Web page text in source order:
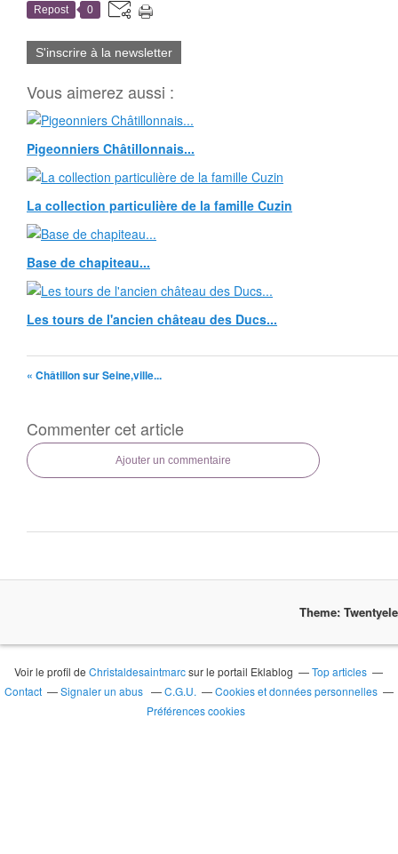
Repost 0
S'inscrire à la newsletter
Vous aimerez aussi :
Pigeonniers Châtillonnais...
La collection particulière de la famille Cuzin
Base de chapiteau...
Les tours de l'ancien château des Ducs...
« Châtillon sur Seine,ville...
Commenter cet article
Ajouter un commentaire
Theme:
Voir le profil deChristaldesaintmarcsur le portail Eklablog
Top articles
Contact
Signaler un abus C.G.U.
Cookies et données personnelles
Préférences cookies